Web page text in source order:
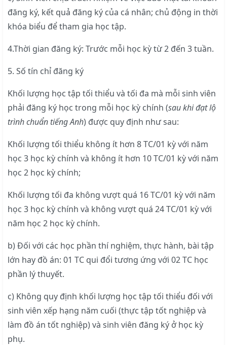
đăng ký, kết quả đăng ký của cá nhân; chủ động in thời
khóa biểu để tham gia học tập.
4.Thời gian đăng ký: Trước mỗi học kỳ từ 2 đến 3 tuần.
5. Số tín chỉ đăng ký
Khối lượng học tập tối thiểu và tối đa mà mỗi sinh viên
phải đăng ký học trong mỗi học kỳ chính (sau khi đạt lộ
trình chuẩn tiếng Anh) được quy định như sau:
Khối lượng tối thiểu không ít hơn 8 TC/01 kỳ với năm
học 3 học kỳ chính và không ít hơn 10 TC/01 kỳ với năm
học 2 học kỳ chính;
Khối lượng tối đa không vượt quá 16 TC/01 kỳ với năm
học 3 học kỳ chính và không vượt quá 24 TC/01 kỳ với
năm học 2 học kỳ chính.
b) Đối với các học phần thí nghiệm, thực hành, bài tập
lớn hay đồ án: 01 TC qui đổi tương ứng với 02 TC học
phần lý thuyết.
c) Không quy định khối lượng học tập tối thiểu đối với
sinh viên xếp hạng năm cuối (thực tập tốt nghiệp và
làm đồ án tốt nghiệp) và sinh viên đăng ký ở học kỳ
phụ.